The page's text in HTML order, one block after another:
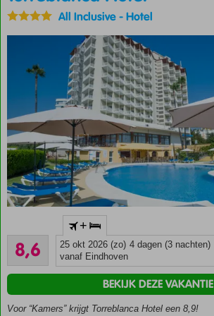
gerenoveerd
strand
Cocktails
drinken
bij het
zwembad
Ontbijt
ook
mogelijk
Halfpension
mogelijk
kleine
meerprijs
All Inclusive-Hotel
loopafstand
van het
strand en
8,6
Aanrader
969
beoordelingen
+
25 okt 2026 (zo) 4 dagen (3 nachten)
vanaf Eindhoven
Voor “Kamers” krijgt Torreblanca Hotel een 8,9!
BEKIJK DEZE VAKANTIE